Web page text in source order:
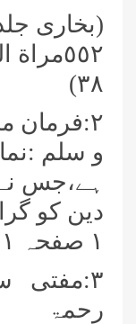
٣٨)
٢:فرمان
و سلم
ہے،جس
دین کو
١ صفحہ ٢٠١)
٣:مفتی
رحمۃ